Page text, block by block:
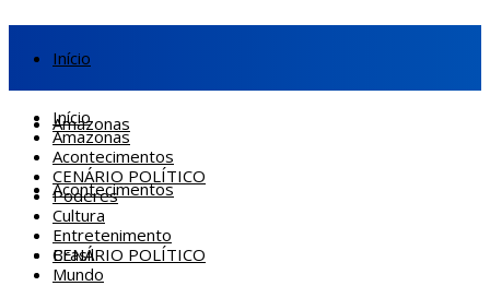
Início
Amazonas
Acontecimentos
CENÁRIO POLÍTICO
Início
Amazonas
Acontecimentos
CENÁRIO POLÍTICO
Poderes
Cultura
Entretenimento
Brasil
Mundo